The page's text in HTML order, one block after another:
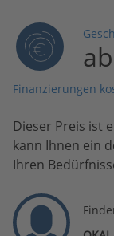
Finanzierungen
Dieser Preis ist
kann Ihnen ein
Ihren